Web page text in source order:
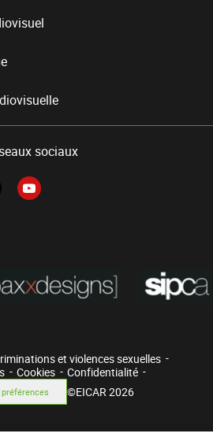
sociaux
et violences sexuelles
Cookies Confidentialité
©EICAR 2026